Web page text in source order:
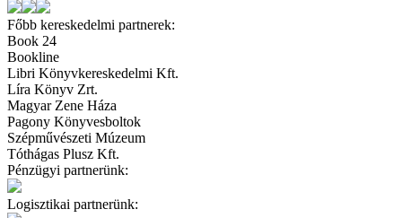
Főbb kereskedelmi partnerek:
Book 24
Bookline
Libri Könyvkereskedelmi Kft.
Líra Könyv Zrt.
Magyar Zene Háza
Pagony Könyvesboltok
Szépművészeti Múzeum
Tóthágas Plusz Kft.
Pénzügyi partnerünk:
Logisztikai partnerünk: